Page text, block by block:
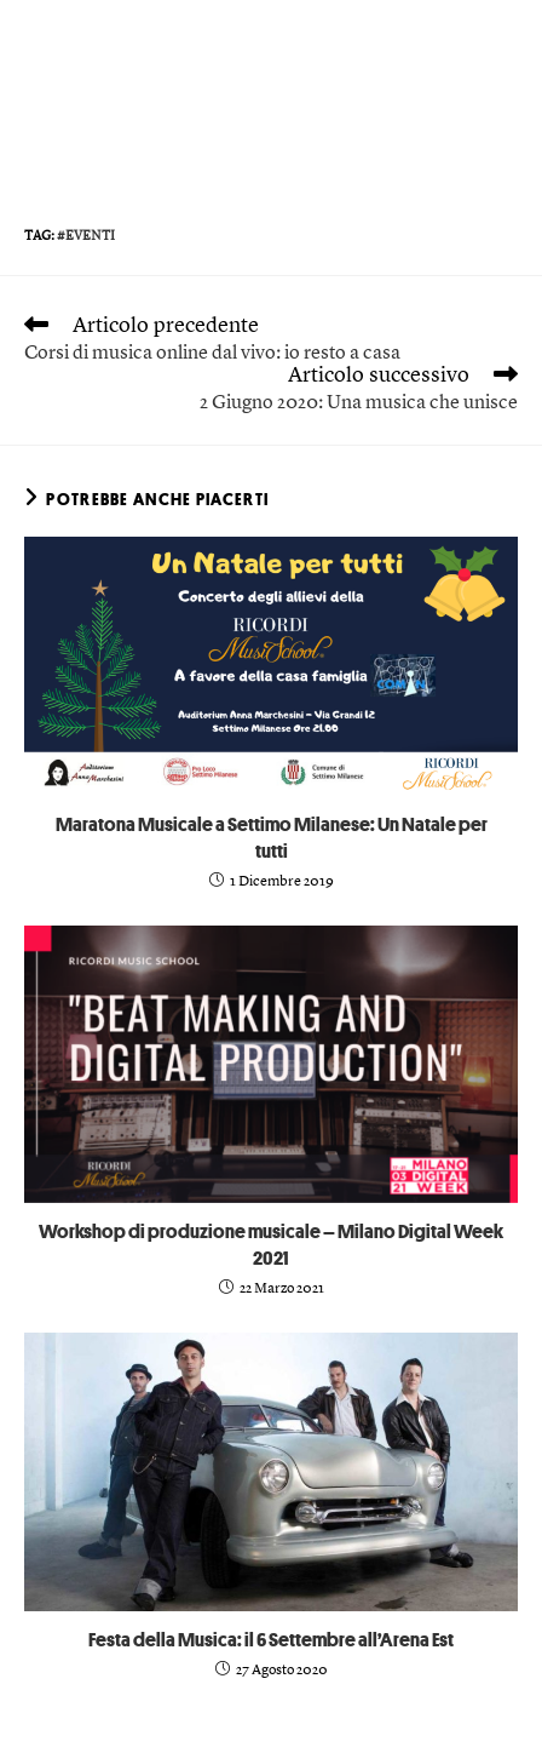
TAG:#EVENTI
Articolo precedente
Corsi di musica online dal vivo: io resto a casa
Articolo successivo
2 Giugno 2020: Una musica che unisce
POTREBBE ANCHE PIACERTI
Maratona Musicale a Settimo Milanese: Un Natale per
tutti
1 Dicembre 2019
Workshop di produzione musicale – Milano Digital Week
2021
22 Marzo 2021
Festa della Musica: il 6 Settembre all’Arena Est
27 Agosto 2020